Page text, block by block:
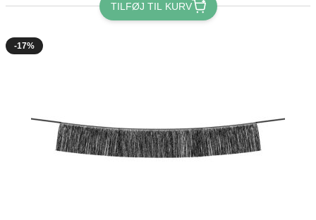
TILFØJ TIL KURV
-17%